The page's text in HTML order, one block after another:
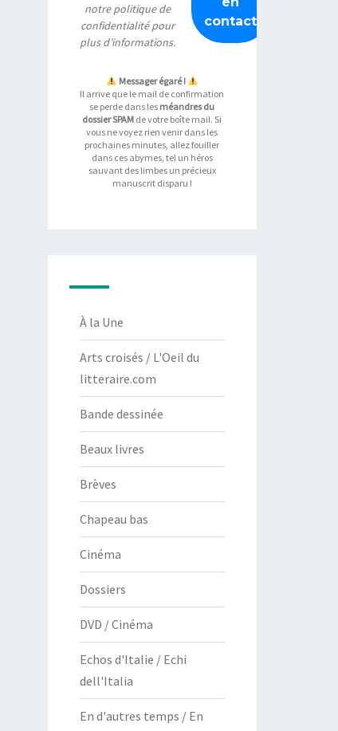
notrepolitique de
confidentialitépour
plus d’informations.
Messager égaré !
Il arrive que le mail de confirmation
se perde dans les méandres du
dossier SPAM de votre boîte mail. Si
vous ne voyez rien venir dans les
prochaines minutes, allez fouiller
dans ces abymes, tel un héros
sauvant des limbes un précieux
manuscrit disparu !
À la Une
Arts croisés / L'Oeil du
litteraire.com
Bande dessinée
Beaux livres
Brèves
Chapeau bas
Cinéma
Dossiers
DVD / Cinéma
Echos d'Italie / Echi
dell'Italia
En d'autres temps / En